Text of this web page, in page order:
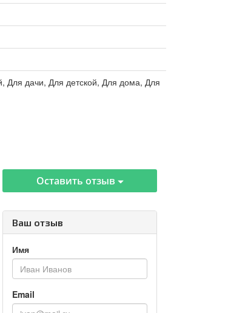
Для дачи, Для детской, Для дома, Для
Оставить отзыв
Ваш отзыв
Имя
Email